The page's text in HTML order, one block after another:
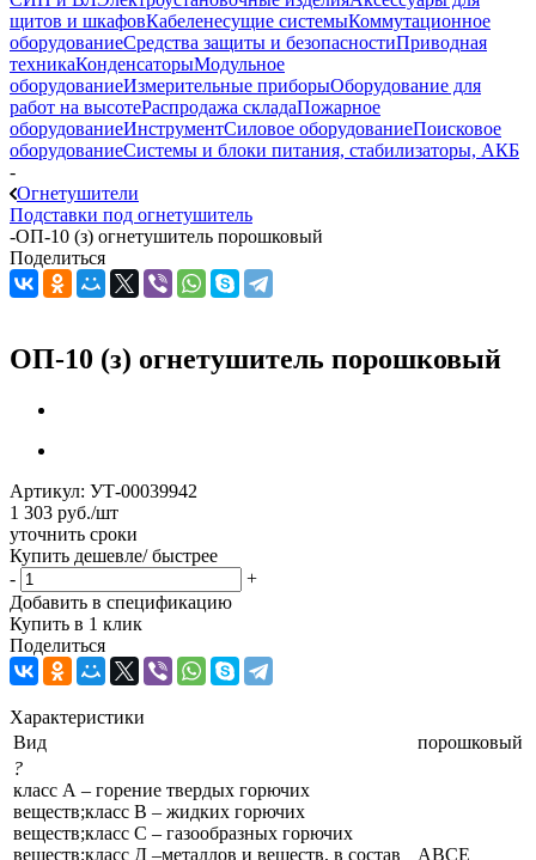
щитов и шкафовКабеленесущие системыКоммутационное
оборудованиеСредства защиты и безопасностиПриводная
техникаКонденсаторыМодульное
оборудованиеИзмерительные приборыОборудование для
работ на высотеРаспродажа складаПожарное
оборудованиеИнструментСиловое оборудованиеПоисковое
оборудованиеСистемы и блоки питания, стабилизаторы, АКБ
-
Огнетушители
Подставки под огнетушитель
-ОП-10 (з) огнетушитель порошковый
Поделиться
ОП-10 (з) огнетушитель порошковый
Артикул: УТ-00039942
1 303 руб./шт
уточнить сроки
Купить дешевле/ быстрее
-
+
Добавить в спецификацию
Купить в 1 клик
Поделиться
Характеристики
Вид
порошковый
?
класс А – горение твердых горючих
веществ;класс В – жидких горючих
веществ;класс С – газообразных горючих
веществ;класс Д –металлов и веществ, в состав
АВСЕ